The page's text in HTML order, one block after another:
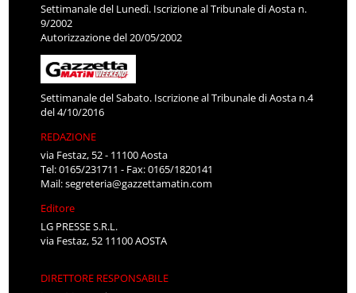
Settimanale del Lunedì. Iscrizione al Tribunale di Aosta n.
9/2002
Autorizzazione del 20/05/2002
Settimanale del Sabato. Iscrizione al Tribunale di Aosta n.4
del 4/10/2016
REDAZIONE
via Festaz, 52 - 11100 Aosta
Tel: 0165/231711 - Fax: 0165/1820141
Mail:segreteria@gazzettamatin.com
Editore
LG PRESSE S.R.L.
via Festaz, 52 11100 AOSTA
DIRETTORE RESPONSABILE